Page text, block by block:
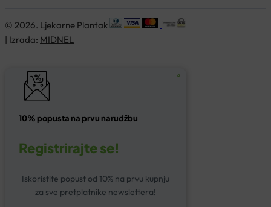
© 2026. Ljekarne Plantak
| Izrada: MIDNEL
10% popusta na prvu narudžbu
Registrirajte se!
Iskoristite popust od 10% na prvu kupnju
za sve pretplatnike newslettera!